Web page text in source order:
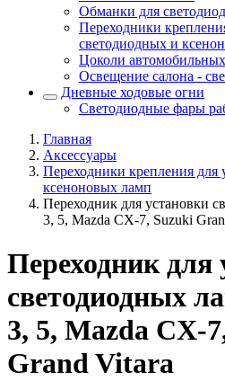
Обманки для
Переходники
светодиодных и
Цоколи
Освещение салона -
Дневные ходовые огни
Светодиодные фары
Главная
Аксессуары
Переходники крепления для
ксеноновых ламп
Переходник для установки
3, 5, Mazda CX-7, Suzuki
Переходник для
светодиодных
3, 5, Mazda CX-
Grand Vitara